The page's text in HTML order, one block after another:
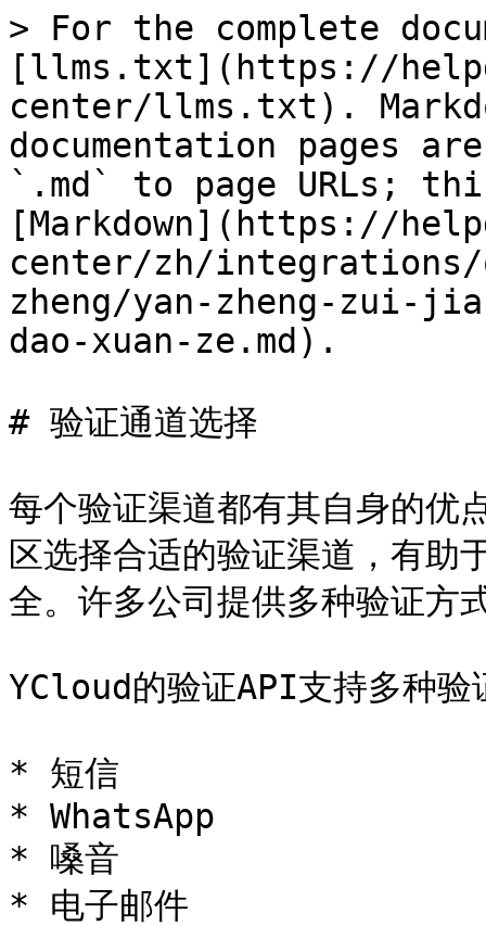
> For the complete
[llms.txt](https://
center/llms.txt).
documentation pages
`.md` to page URLs;
[Markdown](https://
center/zh/
zheng/yan-zheng-zui-
dao-xuan-ze.md).
# 验证通道选择
每个验证渠道都有其自身的优
区选择合适的验证渠道，有助
全。许多公司提供多种验证方
YCloud的验证API支持多种验
* 短信
* WhatsApp
* 嗓音
* 电子邮件